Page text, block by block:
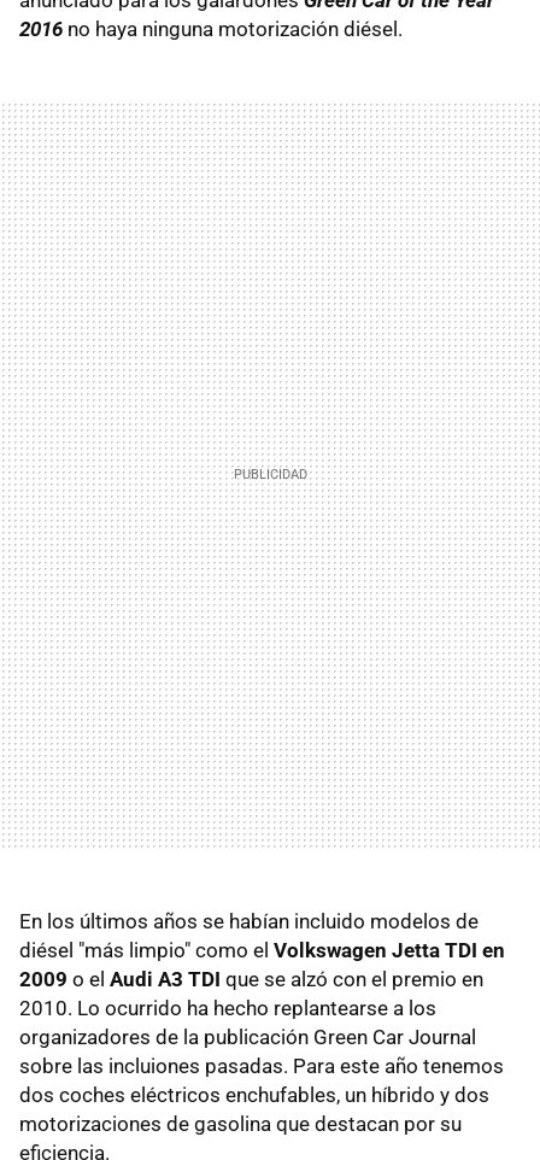
2016 no haya ninguna motorización diésel.
En los últimos años se habían incluido modelos de
diésel "más limpio" como el Volkswagen Jetta TDI en
2009 o el Audi A3 TDI que se alzó con el premio en
2010. Lo ocurrido ha hecho replantearse a los
organizadores de la publicación Green Car Journal
sobre las incluiones pasadas. Para este año tenemos
dos coches eléctricos enchufables, un híbrido y dos
motorizaciones de gasolina que destacan por su
eficiencia.